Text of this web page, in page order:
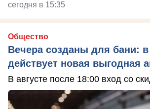
сегодня в 15:35
Общество
Вечера созданы для бани:
действует новая выгодная
В августе после 18:00 вход со